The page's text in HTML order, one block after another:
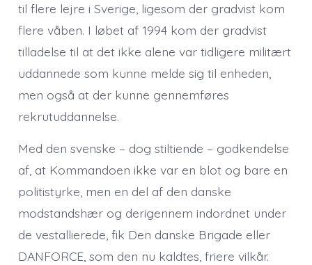
til flere lejre i Sverige, ligesom der gradvist kom
flere våben. I løbet af 1994 kom der gradvist
tilladelse til at det ikke alene var tidligere militært
uddannede som kunne melde sig til enheden,
men også at der kunne gennemføres
rekrutuddannelse.
Med den svenske – dog stiltiende – godkendelse
af, at Kommandoen ikke var en blot og bare en
politistyrke, men en del af den danske
modstandshær og derigennem indordnet under
de vestallierede, fik Den danske Brigade eller
DANFORCE, som den nu kaldtes, friere vilkår.